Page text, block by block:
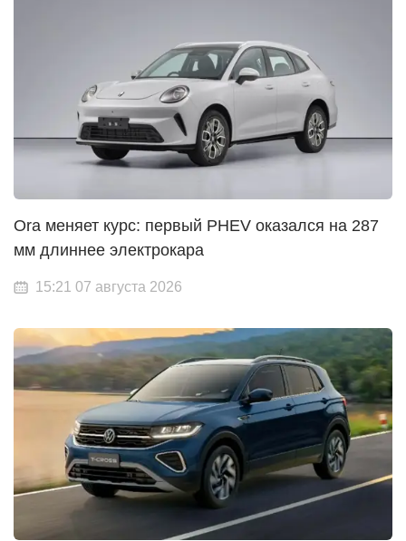
Ora меняет курс: первый PHEV оказался на 287
мм длиннее электрокара
15:21 07 августа 2026